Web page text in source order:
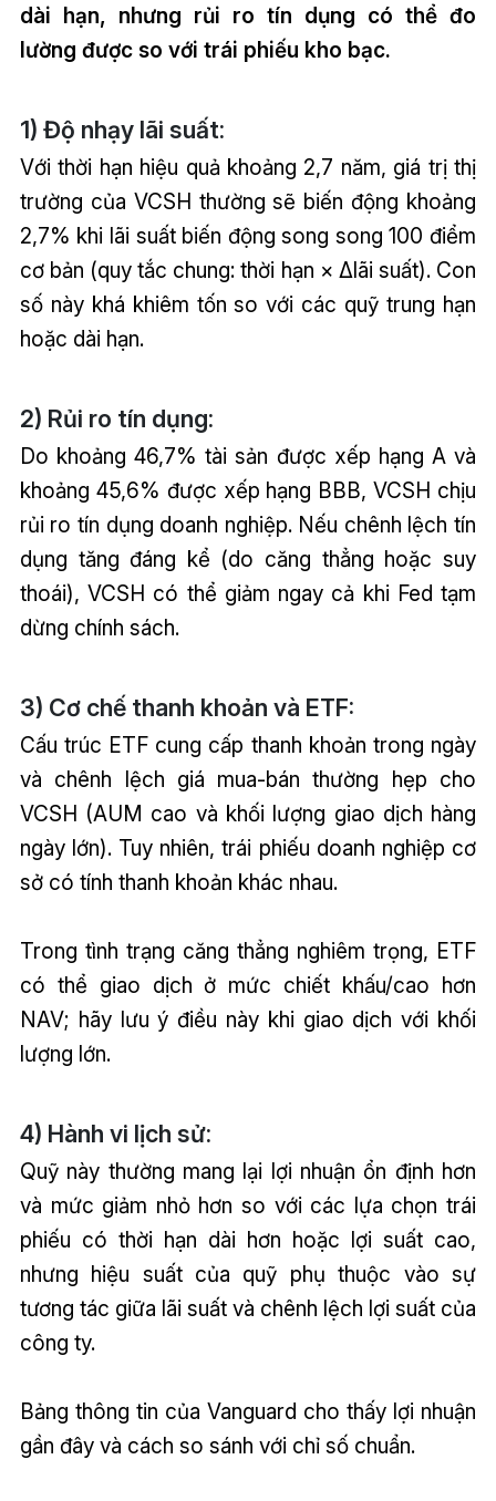
dài hạn, nhưng rủi ro tín dụng có thể đo
lường được so với trái phiếu kho bạc.
1) Độ nhạy lãi suất:
Với thời hạn hiệu quả khoảng 2,7 năm, giá trị thị
trường của VCSH thường sẽ biến động khoảng
2,7% khi lãi suất biến động song song 100 điểm
cơ bản (quy tắc chung: thời hạn × Δlãi suất). Con
số này khá khiêm tốn so với các quỹ trung hạn
hoặc dài hạn.
2) Rủi ro tín dụng:
Do khoảng 46,7% tài sản được xếp hạng A và
khoảng 45,6% được xếp hạng BBB, VCSH chịu
rủi ro tín dụng doanh nghiệp. Nếu chênh lệch tín
dụng tăng đáng kể (do căng thẳng hoặc suy
thoái), VCSH có thể giảm ngay cả khi Fed tạm
dừng chính sách.
3) Cơ chế thanh khoản và ETF:
Cấu trúc ETF cung cấp thanh khoản trong ngày
và chênh lệch giá mua-bán thường hẹp cho
VCSH (AUM cao và khối lượng giao dịch hàng
ngày lớn). Tuy nhiên, trái phiếu doanh nghiệp cơ
sở có tính thanh khoản khác nhau.
Trong tình trạng căng thẳng nghiêm trọng, ETF
có thể giao dịch ở mức chiết khấu/cao hơn
NAV; hãy lưu ý điều này khi giao dịch với khối
lượng lớn.
4) Hành vi lịch sử:
Quỹ này thường mang lại lợi nhuận ổn định hơn
và mức giảm nhỏ hơn so với các lựa chọn trái
phiếu có thời hạn dài hơn hoặc lợi suất cao,
nhưng hiệu suất của quỹ phụ thuộc vào sự
tương tác giữa lãi suất và chênh lệch lợi suất của
công ty.
Bảng thông tin của Vanguard cho thấy lợi nhuận
gần đây và cách so sánh với chỉ số chuẩn.